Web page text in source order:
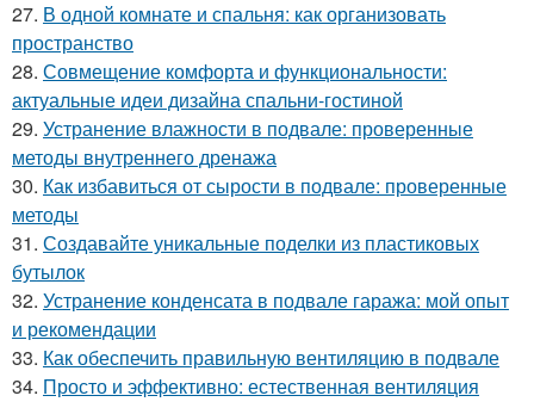
27. В одной комнате и спальня: как организовать
пространство
28. Совмещение комфорта и функциональности:
актуальные идеи дизайна спальни-гостиной
29. Устранение влажности в подвале: проверенные
методы внутреннего дренажа
30. Как избавиться от сырости в подвале: проверенные
методы
31. Создавайте уникальные поделки из пластиковых
бутылок
32. Устранение конденсата в подвале гаража: мой опыт
и рекомендации
33. Как обеспечить правильную вентиляцию в подвале
34. Просто и эффективно: естественная вентиляция